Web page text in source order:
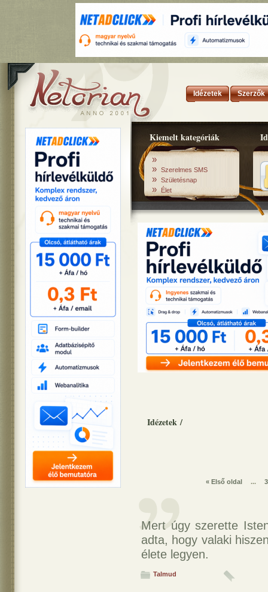
Idézetek Szerzők
Kiemelt kategóriák
»
» Szerelmes SMS
» Születésnap
» Élet
Idézetek /
« Első oldal ... 3
Mert úgy szerette
adta, hogy valaki
élete legyen.
Talmud